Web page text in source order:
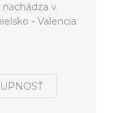
v
- Valencia